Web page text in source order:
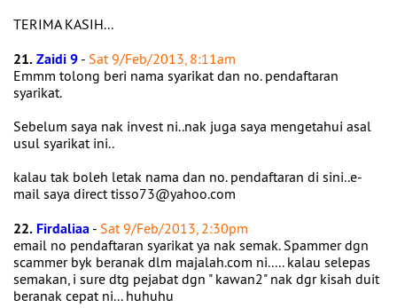
TERIMA KASIH...
21.Zaidi 9 - Sat 9/Feb/2013, 8:11am
Emmm tolong beri nama syarikat dan no. pendaftaran
syarikat.
Sebelum saya nak invest ni..nak juga saya mengetahui asal
usul syarikat ini..
kalau tak boleh letak nama dan no. pendaftaran di sini..e-
mail saya direct tisso73@yahoo.com
22. Firdaliaa - Sat 9/Feb/2013, 2:30pm
email no pendaftaran syarikat ya nak semak. Spammer dgn
scammer byk beranak dlm majalah.com ni..... kalau selepas
semakan, i sure dtg pejabat dgn " kawan2" nak dgr kisah duit
beranak cepat ni... huhuhu